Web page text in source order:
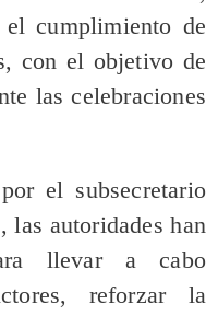
cumplimiento de
con el objetivo de
las celebraciones
el subsecretario
autoridades han
llevar a cabo
reforzar la